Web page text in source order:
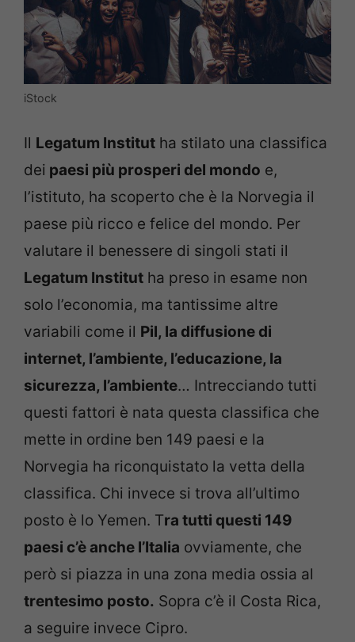
iStock
Il Legatum Institut ha stilato una classifica
dei paesi più prosperi del mondo e,
l’istituto, ha scoperto che è la Norvegia il
paese più ricco e felice del mondo. Per
valutare il benessere di singoli stati il
Legatum Institut ha preso in esame non
solo l’economia, ma tantissime altre
variabili come il Pil, la diffusione di
internet, l’ambiente, l’educazione, la
sicurezza, l’ambiente… Intrecciando tutti
questi fattori è nata questa classifica che
mette in ordine ben 149 paesi e la
Norvegia ha riconquistato la vetta della
classifica. Chi invece si trova all’ultimo
posto è lo Yemen. Tra tutti questi 149
paesi c’è anche l’Italia ovviamente, che
però si piazza in una zona media ossia al
trentesimo posto. Sopra c’è il Costa Rica,
a seguire invece Cipro.